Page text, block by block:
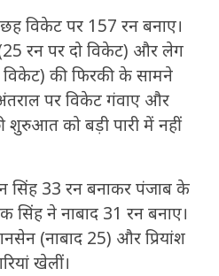
विकेट पर 157 रन बनाए।
रन पर दो विकेट) और लेग
विकेट) की फिरकी के सामने
पर विकेट गंवाए और
को बड़ी पारी में नहीं
सिंह 33 रन बनाकर पंजाब के
सिंह ने नाबाद 31 रन बनाए।
(नाबाद 25) और प्रियांश
खेलीं।